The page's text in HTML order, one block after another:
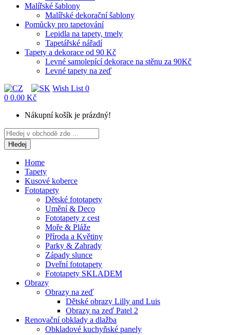
Malířské šablony
Malířské dekorační šablony
Pomůcky pro tapetování
Lepidla na tapety, tmely
Tapetářské nářadí
Tapety a dekorace od 90 Kč
Levné samolepící dekorace na stěnu za 90Kč
Levné tapety na zeď
Wish List 0
0 0.00 Kč
Nákupní košík je prázdný!
Hledej
Home
Tapety
Kusové koberce
Fototapety
Dětské fototapety
Umění & Deco
Fototapety z cest
Moře & Pláže
Příroda a Květiny
Parky & Zahrady
Západy slunce
Dveřní fototapety
Fototapety SKLADEM
Obrazy
Obrazy na zeď
Dětské obrazy Lilly and Luis
Obrazy na zeď Patel 2
Renovační obklady a dlažba
Obkladové kuchyňské panely